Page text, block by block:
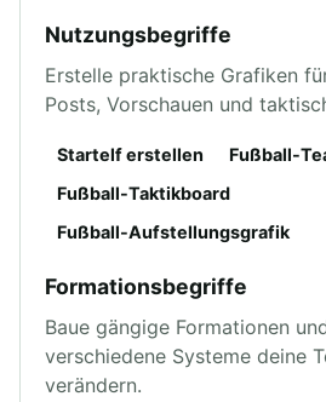
Nutzungsbegriffe
Erstelle praktische Grafiken
Posts, Vorschauen und
Startelf erstellen
Fußball-
Fußball-Taktikboard
Fußball-Aufstellungsgrafik
Formationsbegriffe
Baue gängige Formationen
verschiedene Systeme deine
verändern.